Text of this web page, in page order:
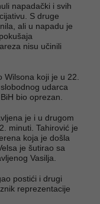
napadački i svih
S druge
ali u napadu je
nisu učinili
Wilsona koji je u 22.
udarca
bio oprezan.
je i u drugom
minuti. Tahirović je
koja je došla
je šutirao sa
Vasilja.
postići i drugi
reprezentacije